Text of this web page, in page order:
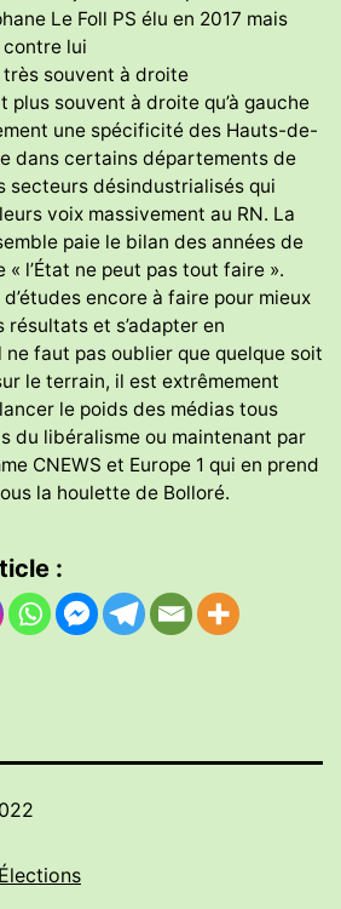
Le Foll PS élu en 2017 mais
contre lui
très souvent à droite
plus souvent à droite qu’à gauche
une spécificité des Hauts-de-
dans certains départements de
secteurs désindustrialisés qui
voix massivement au RN. La
paie le bilan des années de
l’État ne peut pas tout faire ».
encore à faire pour mieux
et s’adapter en
faut pas oublier que quelque soit
le terrain, il est extrêmement
le poids des médias tous
du libéralisme ou maintenant par
CNEWS et Europe 1 qui en prend
la houlette de Bolloré.
:
Élections